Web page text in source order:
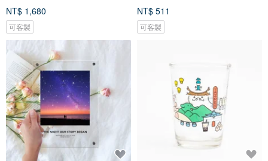
NT$ 1,680
可客製
NT$ 511
可客製